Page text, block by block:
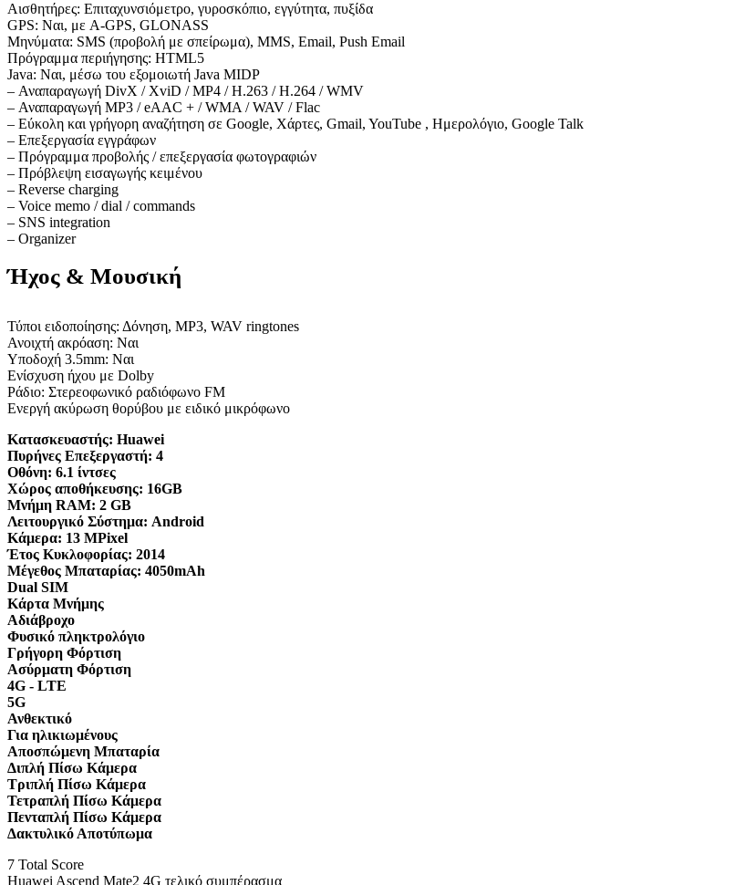
Αισθητήρες: Επιταχυνσιόμετρο, γυροσκόπιο, εγγύτητα, πυξίδα
GPS: Ναι, με A-GPS, GLONASS
Μηνύματα: SMS (προβολή με σπείρωμα), MMS, Email, Push Email
Πρόγραμμα περιήγησης: HTML5
Java: Ναι, μέσω του εξομοιωτή Java MIDP
– Αναπαραγωγή DivX / XviD / MP4 / H.263 / H.264 / WMV
– Αναπαραγωγή MP3 / eAAC + / WMA / WAV / Flac
– Εύκολη και γρήγορη αναζήτηση σε Google, Χάρτες, Gmail, YouTube , Ημερολόγιο, Google Talk
– Επεξεργασία εγγράφων
– Πρόγραμμα προβολής / επεξεργασία φωτογραφιών
– Πρόβλεψη εισαγωγής κειμένου
– Reverse charging
– Voice memo / dial / commands
– SNS integration
– Organizer
Ήχος & Μουσική
Τύποι ειδοποίησης: Δόνηση, MP3, WAV ringtones
Ανοιχτή ακρόαση: Ναι
Υποδοχή 3.5mm: Ναι
Ενίσχυση ήχου με Dolby
Ράδιο: Στερεοφωνικό ραδιόφωνο FM
Ενεργή ακύρωση θορύβου με ειδικό μικρόφωνο
Κατασκευαστής: Huawei
Πυρήνες Επεξεργαστή: 4
Οθόνη: 6.1 ίντσες
Χώρος αποθήκευσης: 16GB
Μνήμη RAM: 2 GB
Λειτουργικό Σύστημα: Android
Κάμερα: 13 MPixel
Έτος Κυκλοφορίας: 2014
Μέγεθος Μπαταρίας: 4050mAh
Dual SIM
Κάρτα Μνήμης
Αδιάβροχο
Φυσικό πληκτρολόγιο
Γρήγορη Φόρτιση
Ασύρματη Φόρτιση
4G - LTE
5G
Ανθεκτικό
Για ηλικιωμένους
Αποσπώμενη Μπαταρία
Διπλή Πίσω Κάμερα
Τριπλή Πίσω Κάμερα
Τετραπλή Πίσω Κάμερα
Πενταπλή Πίσω Κάμερα
Δακτυλικό Αποτύπωμα
7 Total Score
Huawei Ascend Mate2 4G τελικό συμπέρασμα